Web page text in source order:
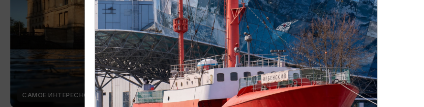
САМОЕ ИНТЕРЕСНОЕ ЭКСКУРСИИ УЧРЕЖДЕНИЙ КУЛЬТУРЫ